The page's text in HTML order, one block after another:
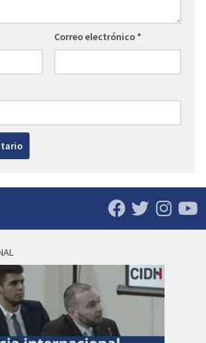
Correo electrónico*